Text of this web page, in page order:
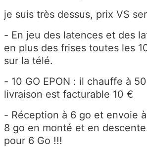
je suis très dessus, prix VS
- En jeu des latences et des
en plus des frises toutes les
sur la télé.
- 10 GO EPON : il chauffe à
livraison est facturable 10 €
- Réception à 6 go et envoie
8 go en monté et en
pour 6 Go !!!